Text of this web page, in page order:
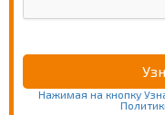
Нажимая на кнопку